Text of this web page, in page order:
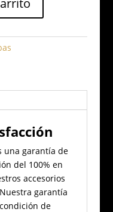
una garantía de
del 100% en
accesorios
Nuestra garantía
de